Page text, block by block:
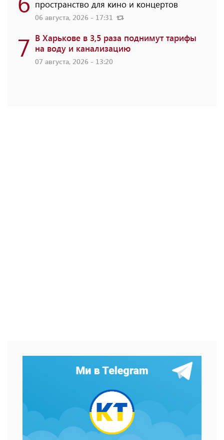
пространство для кино и концертов
06 августа, 2026 - 17:31
7 В Харькове в 3,5 раза поднимут тарифы
на воду и канализацию
07 августа, 2026 - 13:20